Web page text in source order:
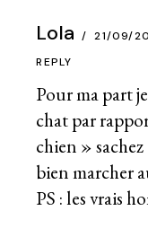
Lola 21/09/
Pour ma part
chat par
chien »
bien marcher
PS : les vrais
REPLY